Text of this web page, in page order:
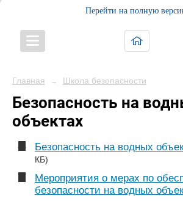
Перейти на полную
Главная → Школа безопасности
Безопасность на
объектах
Безопасность на водных
КБ)
Мероприятия о мерах по
безопасности на водных